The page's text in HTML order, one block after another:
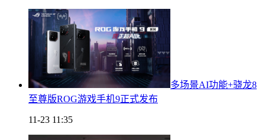
多场景AI功能+骁龙8
至尊版ROG游戏手机9正式发布
11-23 11:35